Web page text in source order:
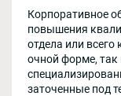
Корпоративное
повышения
отдела или
очной форме,
заточенные под